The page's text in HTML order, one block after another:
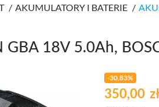
AKUMULATORY I BATERIE
18V 5.0Ah,
-30,83%
Cena
zł
350,00 zł